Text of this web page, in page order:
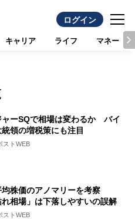
ログイン
キャリア ライフ マネー
ャーSQで相場は変わるか バイ
領の増税策にも注目
ストWEB
均株価のアノマリーを考察
れ相場」は下落しやすいの誤解
ストWEB